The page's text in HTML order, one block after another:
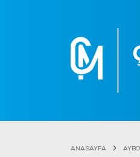
ANASAYFA